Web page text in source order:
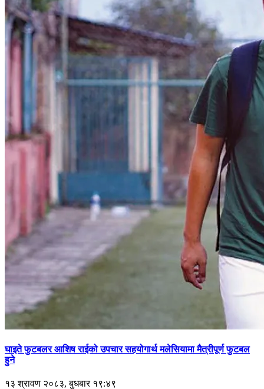
घाइते फुटबलर आशिष राईको उपचार सहयोगार्थ मलेसियामा मैत्रीपूर्ण फुटबल
हुने
१३ श्रावण २०८३, बुधबार १९:४९